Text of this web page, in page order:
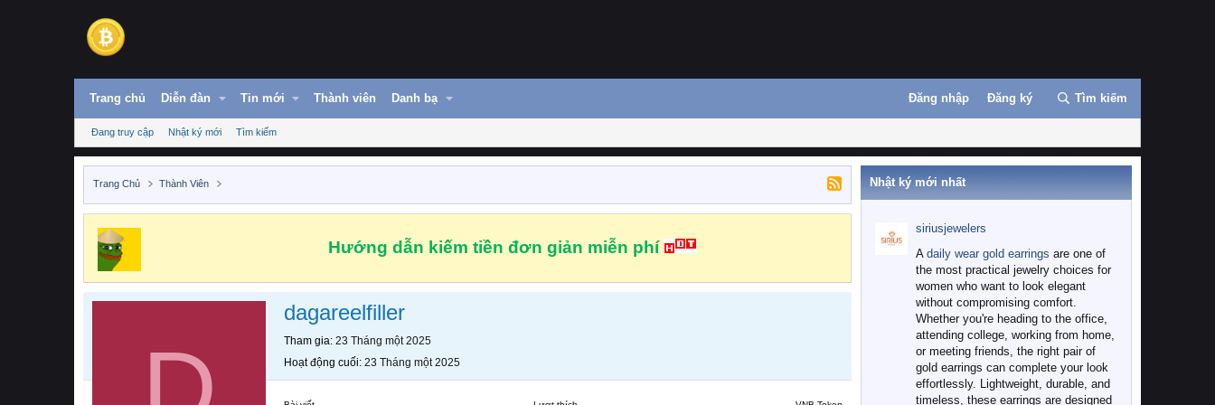
Trang chủ Diễn đàn Tin mới Thành viên Danh bạ Đăng nhập Đăng ký Tìm kiếm
Đang truy cập Nhật ký mới Tìm kiếm
Trang Chủ Thành Viên
Hướng dẫn kiếm tiền đơn giản miễn phí
dagareelfiller
Tham gia 23 Tháng một 2025
Hoạt động cuối 23 Tháng một 2025
Nhật ký mới nhất
siriusjewelers
A daily wear gold earrings are one of
the most practical jewelry choices for
women who want to look elegant
without compromising comfort.
Whether you're heading to the office,
attending college, working from home,
or meeting friends, the right pair of
gold earrings can complete your look
effortlessly. Lightweight, durable, and
timeless, these earrings are designed